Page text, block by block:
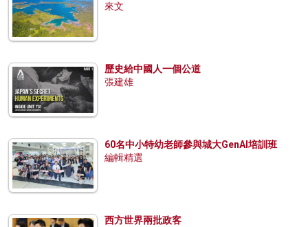
來文
歷史給中國人一個公道
張建雄
60名中小特幼老師參與城大GenAI培訓班
編輯精選
西方世界兩批政客